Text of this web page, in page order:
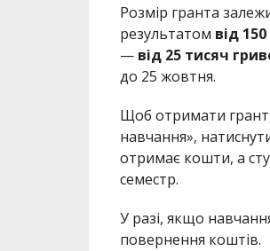
Розмір гранта
результатом від
— від 25 тисяч
до 25 жовтня.
Щоб отримати грант,
навчання»,
отримає кошти, а
семестр.
У разі, якщо
повернення коштів.